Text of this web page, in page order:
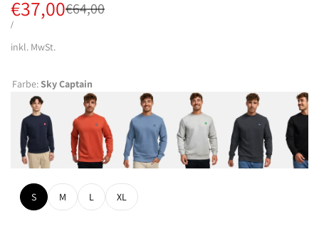
Regulärer
€64,00
Verkaufspreis
€37,00
STÜCKPREIS
/PRO
inkl. MwSt.
Farbe:Sky Captain
S M L XL